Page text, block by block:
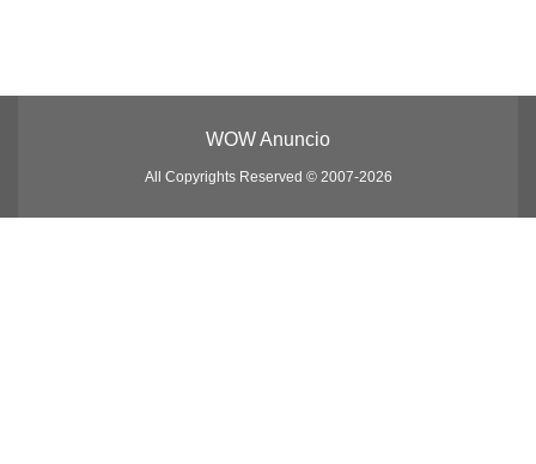
WOW Anuncio
All Copyrights Reserved © 2007-2026